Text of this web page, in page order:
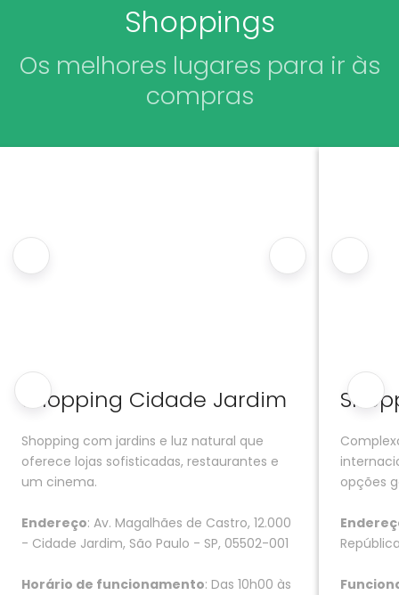
Telefone: (11) 3107-6832
Horário
19h30
Shoppings
Os melhores lugares para ir às
compras
Shopping Cidade Jardim
Shopping com jardins e luz natural que
oferece lojas sofisticadas, restaurantes e
um cinema.
Endereço: Av. Magalhães de Castro, 12.000
- Cidade Jardim, São Paulo - SP, 05502-001
Horário de funcionamento: Das 10h00 às
opções